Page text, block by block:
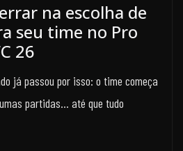
na escolha de
seu time no Pro
26
já passou por isso: o time começa
partidas… até que tudo